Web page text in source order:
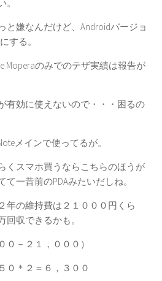
と嫌なんだけど、Androidバージョ
する。
Moperaのみでのテザ実績は報告が
有効に使えないので・・・困るの
メインで使ってるが。
くスマホ買うならこちらのほうが
一昔前のPDAみたいだしね。
年の維持費は２１０００円くら
回収できるかも。
－２１，０００）
＊２＝６，３００